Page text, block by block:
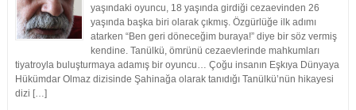
yaşındaki oyuncu, 18 yaşında girdiği cezaevinden 26
yaşında başka biri olarak çıkmış. Özgürlüğe ilk adımı
atarken “Ben geri döneceğim buraya!” diye bir söz vermiş
kendine. Tanülkü, ömrünü cezaevlerinde mahkumları
tiyatroyla buluşturmaya adamış bir oyuncu… Çoğu insanın Eşkıya Dünyaya
Hükümdar Olmaz dizisinde Şahinağa olarak tanıdığı Tanülkü’nün hikayesi
dizi […]